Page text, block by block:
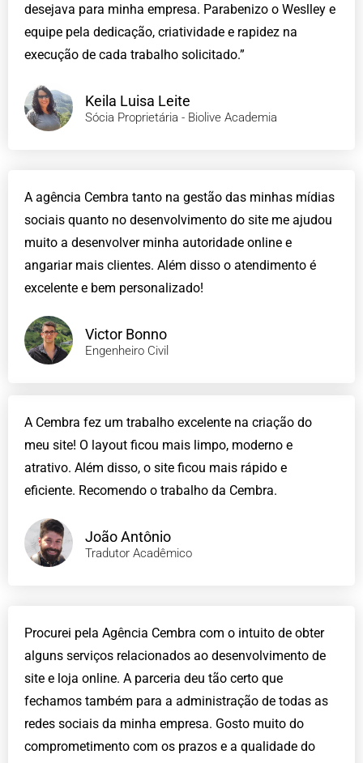
desejava para minha empresa. Parabenizo o Weslley e
equipe pela dedicação, criatividade e rapidez na
execução de cada trabalho solicitado.”
Keila Luisa Leite
Sócia Proprietária - Biolive Academia
A agência Cembra tanto na gestão das minhas mídias
sociais quanto no desenvolvimento do site me ajudou
muito a desenvolver minha autoridade online e
angariar mais clientes. Além disso o atendimento é
excelente e bem personalizado!
Victor Bonno
Engenheiro Civil
A Cembra fez um trabalho excelente na criação do
meu site! O layout ficou mais limpo, moderno e
atrativo. Além disso, o site ficou mais rápido e
eficiente. Recomendo o trabalho da Cembra.
João Antônio
Tradutor Acadêmico
Procurei pela Agência Cembra com o intuito de obter
alguns serviços relacionados ao desenvolvimento de
site e loja online. A parceria deu tão certo que
fechamos também para a administração de todas as
redes sociais da minha empresa. Gosto muito do
comprometimento com os prazos e a qualidade do